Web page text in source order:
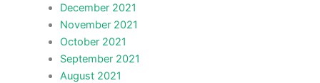
December 2021
November 2021
October 2021
September 2021
August 2021